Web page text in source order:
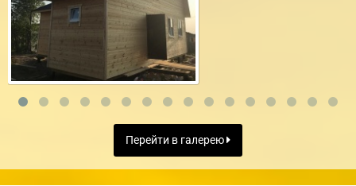
Перейти в галерею